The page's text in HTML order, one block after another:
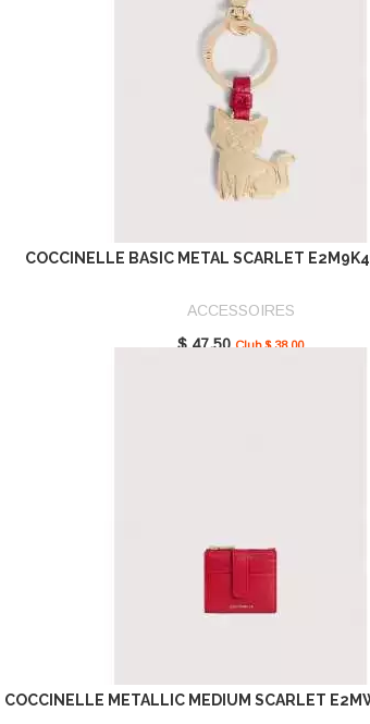
COCCINELLE BASIC METAL SCARLET
ACCESSOIRES
$ 47.50Club $ 38.00
COCCINELLE METALLIC MEDIUM SCARLET